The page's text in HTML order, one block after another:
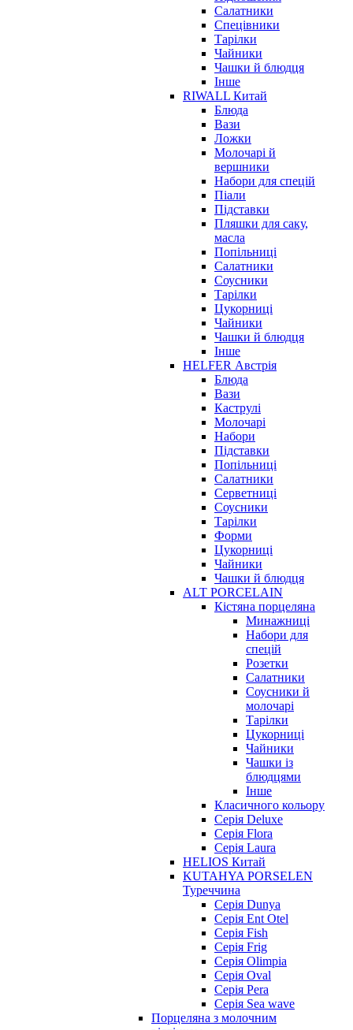
Салатники
Спецівники
Тарілки
Чайники
Чашки й блюдця
Інше
RIWALL Китай
Блюда
Вази
Ложки
Молочарі й
вершники
Набори для спецій
Піали
Підставки
Пляшки для саку,
масла
Попільниці
Салатники
Соусники
Тарілки
Цукорниці
Чайники
Чашки й блюдця
Інше
HELFER Австрія
Блюда
Вази
Каструлі
Молочарі
Набори
Підставки
Попільниці
Салатники
Серветниці
Соусники
Тарілки
Форми
Цукорниці
Чайники
Чашки й блюдця
ALT PORCELAIN
Кістяна порцеляна
Минажниці
Набори для
спецій
Розетки
Салатники
Соусники й
молочарі
Тарілки
Цукорниці
Чайники
Чашки із
блюдцями
Інше
Класичного кольору
Серія Deluxe
Серія Flora
Серія Laura
HELIOS Китай
KUTAHYA PORSELEN
Туреччина
Серія Dunya
Серія Ent Otel
Серія Fish
Серія Frig
Серія Olimpia
Серія Oval
Серія Pera
Серія Sea wave
Порцеляна з молочним